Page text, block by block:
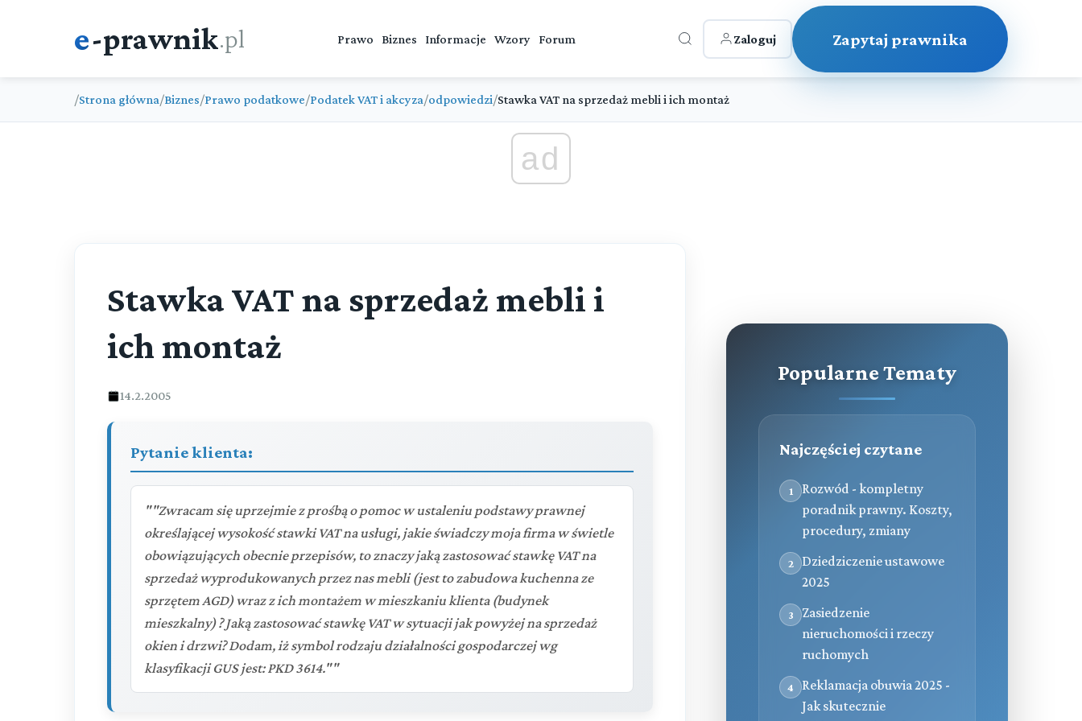
e-prawnik.pl Prawo Biznes Informacje Wzory Forum Zaloguj Zapytaj prawnika
/Strona główna/Biznes/Prawo podatkowe/Podatek VAT i akcyza/odpowiedzi/Stawka VAT na sprzedaż mebli i ich montaż
ad
Stawka VAT na sprzedaż mebli i
ich montaż
14.2.2005
Pytanie klienta:
""Zwracam się uprzejmie z prośbą o pomoc w ustaleniu podstawy prawnej
określającej wysokość stawki VAT na usługi, jakie świadczy moja firma w świetle
obowiązujących obecnie przepisów, to znaczy jaką zastosować stawkę VAT na
sprzedaż wyprodukowanych przez nas mebli (jest to zabudowa kuchenna ze
sprzętem AGD) wraz z ich montażem w mieszkaniu klienta (budynek
mieszkalny) ? Jaką zastosować stawkę VAT w sytuacji jak powyżej na sprzedaż
okien i drzwi? Dodam, iż symbol rodzaju działalności gospodarczej wg
klasyfikacji GUS jest: PKD 3614.""
Popularne Tematy
Najczęściej czytane
1
Rozwód - kompletny
poradnik prawny. Koszty,
procedury, zmiany
2
Dziedziczenie ustawowe
2025
3
Zasiedzenie
nieruchomości i rzeczy
ruchomych
4
Reklamacja obuwia 2025 -
Jak skutecznie